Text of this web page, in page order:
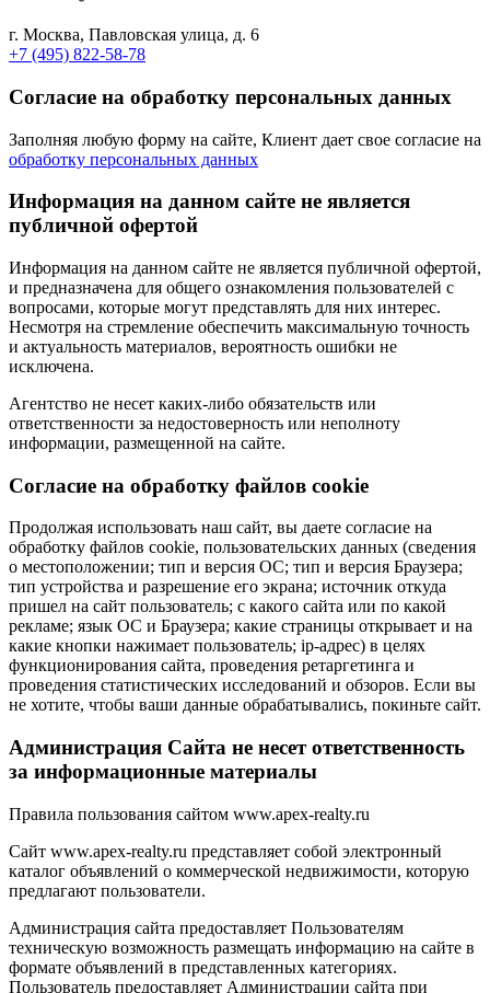
г. Москва, Павловская улица, д. 6
+7 (495) 822-58-78
Согласие на обработку персональных данных
Заполняя любую форму на сайте, Клиент дает свое согласие на
обработку персональных данных
Информация на данном сайте не является
публичной офертой
Информация на данном сайте не является публичной офертой,
и предназначена для общего ознакомления пользователей с
вопросами, которые могут представлять для них интерес.
Несмотря на стремление обеспечить максимальную точность
и актуальность материалов, вероятность ошибки не
исключена.
Агентство не несет каких-либо обязательств или
ответственности за недостоверность или неполноту
информации, размещенной на сайте.
Cогласие на обработку файлов cookie
Продолжая использовать наш сайт, вы даете согласие на
обработку файлов cookie, пользовательских данных (сведения
о местоположении; тип и версия ОС; тип и версия Браузера;
тип устройства и разрешение его экрана; источник откуда
пришел на сайт пользователь; с какого сайта или по какой
рекламе; язык ОС и Браузера; какие страницы открывает и на
какие кнопки нажимает пользователь; ip-адрес) в целях
функционирования сайта, проведения ретаргетинга и
проведения статистических исследований и обзоров. Если вы
не хотите, чтобы ваши данные обрабатывались, покиньте сайт.
Администрация Сайта не несет ответственность
за информационные материалы
Правила пользования сайтом www.apex-realty.ru
Сайт www.apex-realty.ru представляет собой электронный
каталог объявлений о коммерческой недвижимости, которую
предлагают пользователи.
Администрация сайта предоставляет Пользователям
техническую возможность размещать информацию на сайте в
формате объявлений в представленных категориях.
Пользователь предоставляет Администрации сайта при